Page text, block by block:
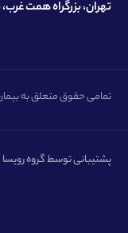
تهران، بزرگراه همت
تمامی حقوق متعلق به
پشتیبانی توسط گروه رویسا